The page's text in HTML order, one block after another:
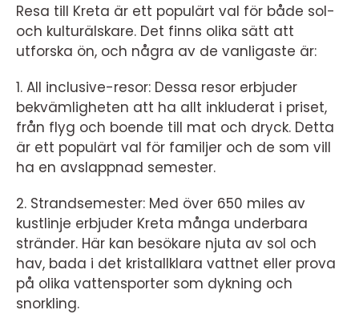
Resa till Kreta är ett populärt val för både sol-
och kulturälskare. Det finns olika sätt att
utforska ön, och några av de vanligaste är:
1. All inclusive-resor: Dessa resor erbjuder
bekvämligheten att ha allt inkluderat i priset,
från flyg och boende till mat och dryck. Detta
är ett populärt val för familjer och de som vill
ha en avslappnad semester.
2. Strandsemester: Med över 650 miles av
kustlinje erbjuder Kreta många underbara
stränder. Här kan besökare njuta av sol och
hav, bada i det kristallklara vattnet eller prova
på olika vattensporter som dykning och
snorkling.